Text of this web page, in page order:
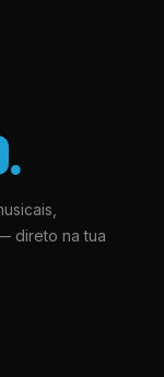
direto na tua